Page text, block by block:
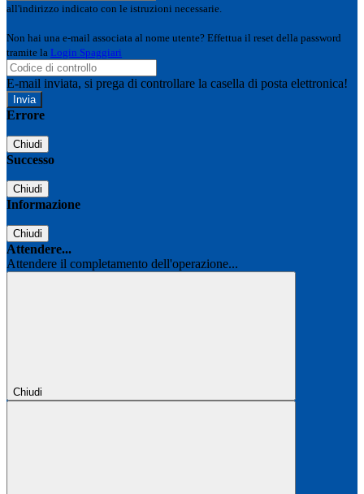
all'indirizzo indicato con le istruzioni necessarie.
Non hai una e-mail associata al nome utente? Effettua il reset della password
tramite la Login Spaggiari
E-mail inviata, si prega di controllare la casella di posta elettronica!
Errore
Chiudi
Successo
Chiudi
Informazione
Chiudi
Attendere...
Attendere il completamento dell'operazione...
Chiudi